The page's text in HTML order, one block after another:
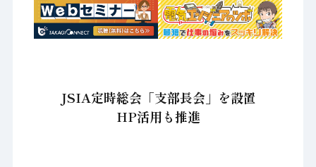
JSIA定時総会「支部長会」を設置
HP活用も推進